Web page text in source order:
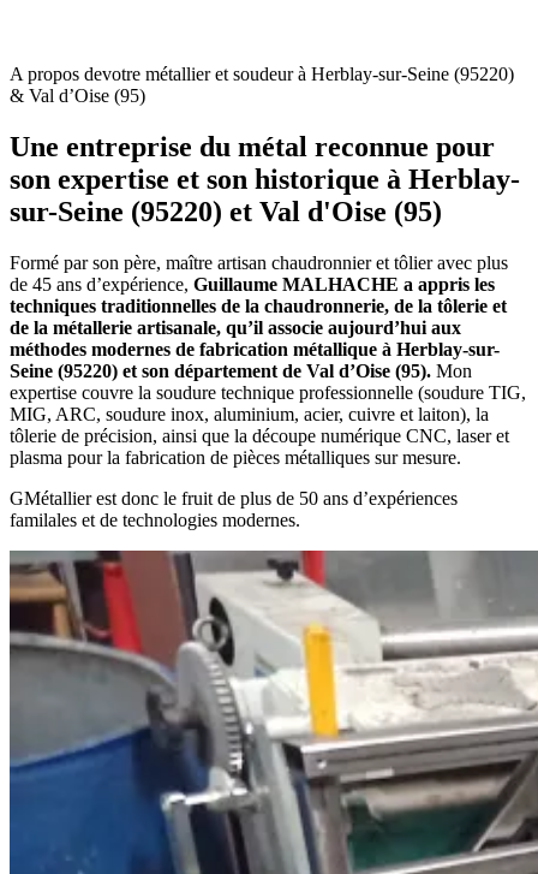
A propos devotre métallier et soudeur à Herblay-sur-Seine (95220)
& Val d’Oise (95)
Une entreprise du métal reconnue pour
son expertise et son historique à Herblay-
sur-Seine (95220) et Val d'Oise (95)
Formé par son père, maître artisan chaudronnier et tôlier avec plus
de 45 ans d’expérience, Guillaume MALHACHE a appris les
techniques traditionnelles de la chaudronnerie, de la tôlerie et
de la métallerie artisanale, qu’il associe aujourd’hui aux
méthodes modernes de fabrication métallique à Herblay-sur-
Seine (95220) et son département de Val d’Oise (95). Mon
expertise couvre la soudure technique professionnelle (soudure TIG,
MIG, ARC, soudure inox, aluminium, acier, cuivre et laiton), la
tôlerie de précision, ainsi que la découpe numérique CNC, laser et
plasma pour la fabrication de pièces métalliques sur mesure.
GMétallier est donc le fruit de plus de 50 ans d’expériences
familales et de technologies modernes.